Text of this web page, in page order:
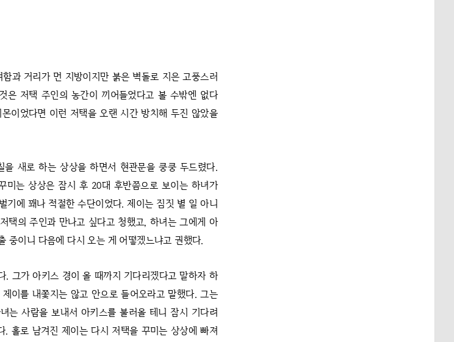
과 거리가 먼 지방이지만 붉은 벽돌로 지은 고풍스러
은 저택 주인의 농간이 끼어들었다고 볼 수밖엔 없다
이었다면 이런 저택을 오랜 시간 방치해 두진 않았을
을 새로 하는 상상을 하면서 현관문을 쿵쿵 두드렸다.
미는 상상은 잠시 후 20대 후반쯤으로 보이는 하녀가
기에 꽤나 적절한 수단이었다. 제이는 짐짓 별 일 아니
택의 주인과 만나고 싶다고 청했고, 하녀는 그에게 아
중이니 다음에 다시 오는 게 어떻겠느냐고 권했다.
. 그가 아키스 경이 올 때까지 기다리겠다고 말하자 하
이를 내쫓지는 않고 안으로 들어오라고 말했다. 그는
는 사람을 보내서 아키스를 불러올 테니 잠시 기다려
. 홀로 남겨진 제이는 다시 저택을 꾸미는 상상에 빠져